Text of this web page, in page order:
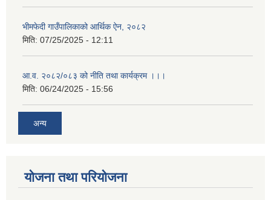
भीमफेदी गाउँपालिकाको आर्थिक ऐन, २०८२
मिति: 07/25/2025 - 12:11
आ.व. २०८२/०८३ को नीति तथा कार्यक्रम ।।।
मिति: 06/24/2025 - 15:56
अन्य
योजना तथा परियोजना